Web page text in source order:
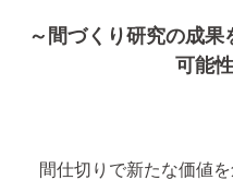
～間づくり研究の成
可能
間仕切りで新たな価値